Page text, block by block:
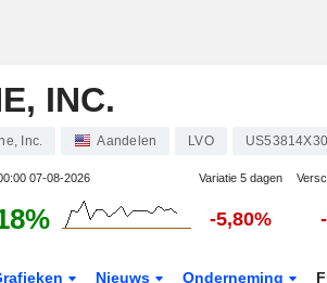
INC.
Inc. Aandelen LVO
07-08-2026 Variatie 5 dagen
-5,80%
Nieuws Onderneming